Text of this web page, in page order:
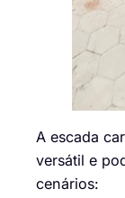
A escada
versátil e
cenários: